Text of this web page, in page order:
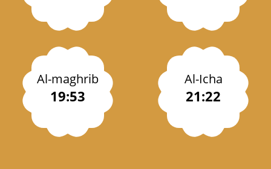
Al-maghrib
19:53
Al-Icha
21:22